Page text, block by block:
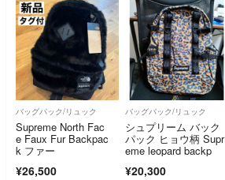
バッグパック/リュック
Supreme North Fac
e Faux Fur Backpac
k ファー
¥26,500
バッグパック/リュック
シュプリーム バック
パック ヒョウ柄 Supr
eme leopard backp
¥20,300